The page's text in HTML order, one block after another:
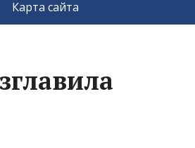
Карта сайта